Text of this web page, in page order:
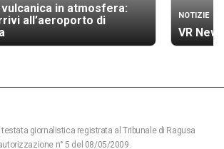
in atmosfera:
all’aeroporto di
NOTIZIE
VR
testata giornalistica registrata al Tribunale di Ragusa
n° 5 del 08/05/2009.